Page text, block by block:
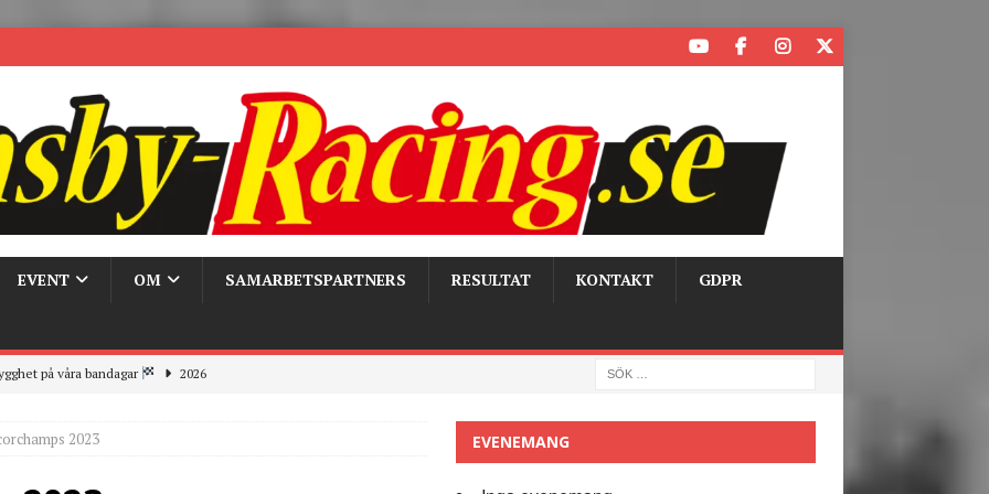
EVENT OM SAMARBETSPARTNERS RESULTAT KONTAKT GDPR
på våra bandagar 2026
the pits 2026
2023 EVENEMANG